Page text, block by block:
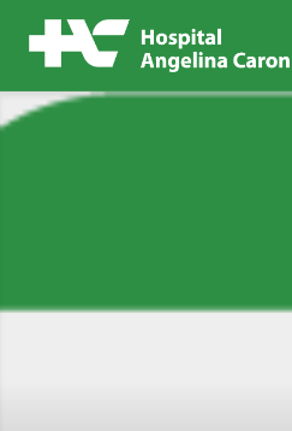
Buscar no site